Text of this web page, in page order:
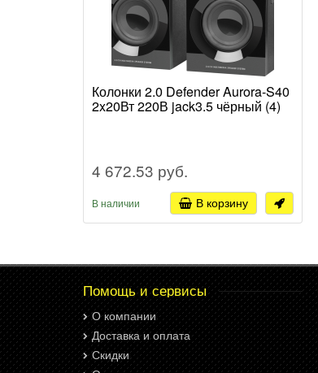
Колонки 2.0 Defender Aurora-S40
2x20Вт 220В jack3.5 чёрный (4)
4 672.53 руб.
В наличии В корзину
Помощь и сервисы
О компании
Доставка и оплата
Скидки